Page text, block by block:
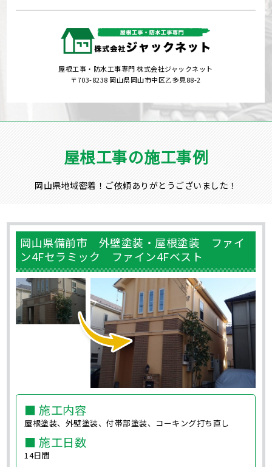
屋根工事・防水工事専門 株式会社ジャックネット
〒703-8238 岡山県岡山市中区乙多見88-2
屋根工事の施工事例
岡山県地域密着！ご依頼ありがとうございました！
岡山県備前市 外壁塗装・屋根塗装 ファイ
ン4Fセラミック ファイン4Fベスト
■ 施工内容
屋根塗装、外壁塗装、付帯部塗装、コーキング打ち直し
■ 施工日数
14日間